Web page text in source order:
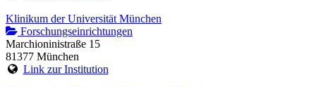
Klinikum der Universität München
Forschungseinrichtungen
Marchioninistraße 15
81377 München
Link zur Institution